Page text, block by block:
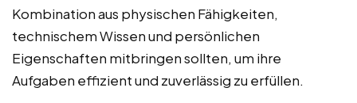
Kombination aus physischen Fähigkeiten,
technischem Wissen und persönlichen
Eigenschaften mitbringen sollten, um ihre
Aufgaben effizient und zuverlässig zu erfüllen.